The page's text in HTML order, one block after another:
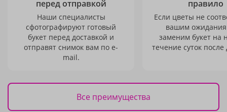
перед отправкой
Наши специалисты
сфотографируют готовый
букет перед доставкой и
отправят снимок вам по e-
mail.
правило
Если цветы не
вашим
заменим букет на
течение суток после
Все преимущества